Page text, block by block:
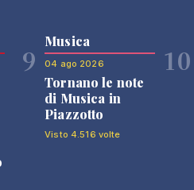
9
Musica
04 ago 2026
Tornano le note
di Musica in
Piazzotto
Visto 4.516 volte
10